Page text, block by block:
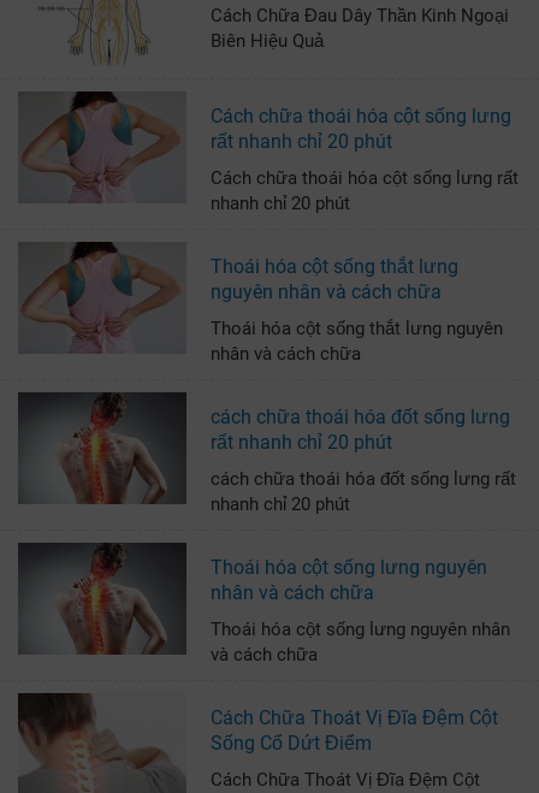
Cách Chữa Đau Dây Thần Kinh Ngoại
Biên Hiệu Quả
Cách chữa thoái hóa cột sống lưng
rất nhanh chỉ 20 phút
Cách chữa thoái hóa cột sống lưng rất
nhanh chỉ 20 phút
Thoái hóa cột sống thắt lưng
nguyên nhân và cách chữa
Thoái hóa cột sống thắt lưng nguyên
nhân và cách chữa
cách chữa thoái hóa đốt sống lưng
rất nhanh chỉ 20 phút
cách chữa thoái hóa đốt sống lưng rất
nhanh chỉ 20 phút
Thoái hóa cột sống lưng nguyên
nhân và cách chữa
Thoái hóa cột sống lưng nguyên nhân
và cách chữa
Cách Chữa Thoát Vị Đĩa Đệm Cột
Sống Cổ Dứt Điểm
Cách Chữa Thoát Vị Đĩa Đệm Cột